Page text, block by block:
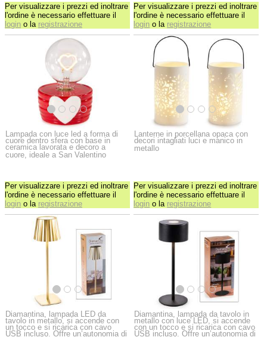
Per visualizzare i prezzi ed inoltrare
l'ordine è necessario effettuare il
login o la registrazione
Per visualizzare i prezzi ed inoltrare
l'ordine è necessario effettuare il
login o la registrazione
Lampada con luce led a forma di
cuore dentro sfera con base in
ceramica lavorata e decoro a
cuore, ideale a San Valentino
Per visualizzare i prezzi ed inoltrare
l'ordine è necessario effettuare il
login o la registrazione
Lanterne in porcellana opaca con
decori intagliati luci e manico in
metallo
Per visualizzare i prezzi ed inoltrare
l'ordine è necessario effettuare il
login o la registrazione
Diamantina, lampada LED da
tavolo in metallo, si accende con
un tocco e si ricarica con cavo
USB incluso. Offre un’autonomia di
Diamantina, lampada da tavolo in
metallo con luce LED, si accende
con un tocco e si ricarica con cavo
USB incluso. Offre un’autonomia di